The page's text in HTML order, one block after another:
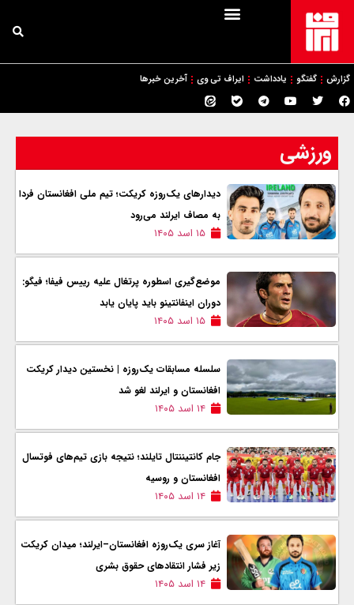
گزارش گفتگو یادداشت ایراف تی وی آخرین خبرها
ورزشی
دیدارهای یک‌روزه کریکت؛ تیم ملی افغانستان فردا
به مصاف ایرلند می‌رود
۱۵ اسد ۱۴۰۵
موضع‌گیری اسطوره پرتغال علیه رییس فیفا؛ فیگو:
دوران اینفانتینو باید پایان یابد
۱۵ اسد ۱۴۰۵
سلسله مسابقات یک‌روزه | نخستین دیدار کریکت
افغانستان و ایرلند لغو شد
۱۴ اسد ۱۴۰۵
جام کانتیننتال تایلند؛ نتیجه بازی تیم‌های فوتسال
افغانستان و روسیه
۱۴ اسد ۱۴۰۵
آغاز سری یک‌روزه افغانستان–ایرلند؛ میدان کریکت
زیر فشار انتقادهای حقوق بشری
۱۴ اسد ۱۴۰۵